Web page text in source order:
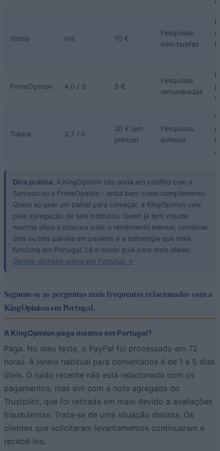
Voissy n/a 10 €
Pesquisas,
mini-tarefas
PrimeOpinion 4,0 / 5 5 €
Pesquisas
remuneradas
Toluna 3,7 / 5
20 € (em
pontos)
Pesquisas,
sorteios
Dica prática: A KingOpinion não anda em conflito com a
Surveoo ou a PrimeOpinion - anda bem como complemento.
Quem só quer um painel para começar, a KingOpinion vale
pela agregação de seis institutos. Quem já tem volume
noutros sítios e procura subir o rendimento mensal, combinar
dois ou três painéis em paralelo é a estratégia que mais
funciona em Portugal. Lê o nosso guia para mais ideias:
Ganhar dinheiro online em Portugal →
Seguem-se as perguntas mais frequentes relacionadas com a
KingOpinion em Portugal.
A KingOpinion paga mesmo em Portugal?
Paga. No meu teste, o PayPal foi processado em 72
horas. A janela habitual para comentários é de 1 a 5 dias
úteis. O ruído recente não está relacionado com os
pagamentos, mas sim com a nota agregada do
Trustpilot, que foi retirada em maio devido a avaliações
fraudulentas. Trata-se de uma situação distinta. Os
clientes que solicitaram levantamentos continuaram a
recebê-los.